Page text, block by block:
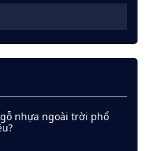
nhựa ngoài trời phổ